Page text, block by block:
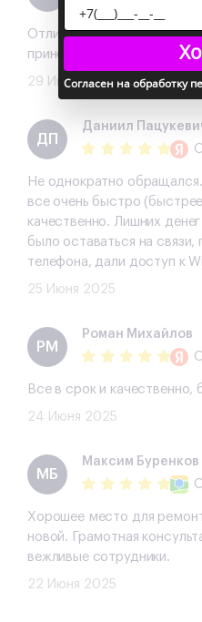
Отлично ремонтирут ,
приносила
29 Июня 2025
ДП
Даниил
Не однократно
все очень быстро
качественно. Лишних
было оставаться на
телефона, дали доступ к
25 Июня 2025
РМ
Роман Михайлов
Все в срок и качественно,
24 Июня 2025
​МБ
​Максим Буренков
Хорошее место для
новой. Грамотная
вежливые сотрудники.
22 Июня 2025
Согласен на обработку